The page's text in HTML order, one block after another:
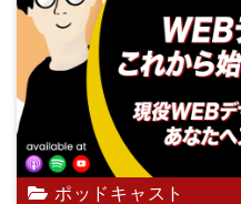
ポッドキャスト